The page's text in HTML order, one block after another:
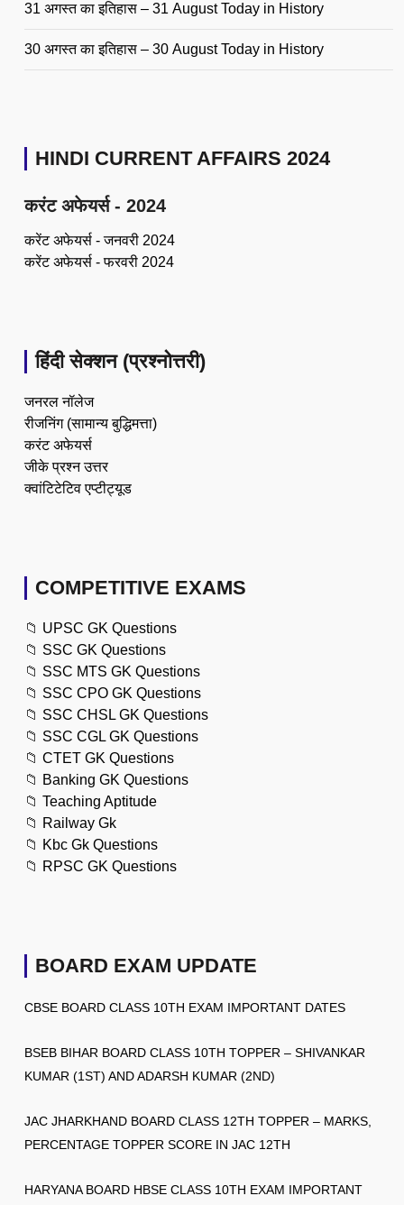
31 अगस्त का इतिहास – 31 August Today in History
30 अगस्त का इतिहास – 30 August Today in History
HINDI CURRENT AFFAIRS 2024
करंट अफेयर्स - 2024
करेंट अफेयर्स - जनवरी 2024
करेंट अफेयर्स - फरवरी 2024
हिंदी सेक्शन (प्रश्नोत्तरी)
जनरल नॉलेज
रीजनिंग (सामान्य बुद्धिमत्ता)
करंट अफेयर्स
जीके प्रश्न उत्तर
क्वांटिटेटिव एप्टीट्यूड
COMPETITIVE EXAMS
📁 UPSC GK Questions
📁 SSC GK Questions
📁 SSC MTS GK Questions
📁 SSC CPO GK Questions
📁 SSC CHSL GK Questions
📁 SSC CGL GK Questions
📁 CTET GK Questions
📁 Banking GK Questions
📁 Teaching Aptitude
📁 Railway Gk
📁 Kbc Gk Questions
📁 RPSC GK Questions
BOARD EXAM UPDATE
CBSE BOARD CLASS 10TH EXAM IMPORTANT DATES
BSEB BIHAR BOARD CLASS 10TH TOPPER – SHIVANKAR
KUMAR (1ST) AND ADARSH KUMAR (2ND)
JAC JHARKHAND BOARD CLASS 12TH TOPPER – MARKS,
PERCENTAGE TOPPER SCORE IN JAC 12TH
HARYANA BOARD HBSE CLASS 10TH EXAM IMPORTANT